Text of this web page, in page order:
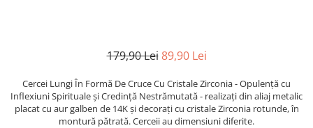
179,90 Lei 89,90 Lei
Cercei Lungi În Formă De Cruce Cu Cristale Zirconia - Opulență cu
Inflexiuni Spirituale și Credință Nestrămutată - realizați din aliaj metalic
placat cu aur galben de 14K și decorați cu cristale Zirconia rotunde, în
montură pătrată. Cerceii au dimensiuni diferite.